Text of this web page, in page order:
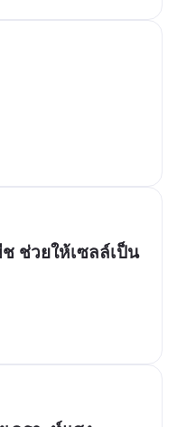
ช่วยให้เซลล์เป็น